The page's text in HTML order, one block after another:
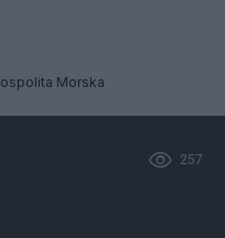
Morska
257